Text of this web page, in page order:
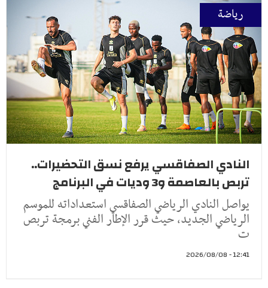
رياضة
النادي الصفاقسي يرفع نسق التحضيرات..
تربص بالعاصمة و3 وديات في البرنامج
يواصل النادي الرياضي الصفاقسي استعداداته للموسم
الرياضي الجديد، حيث قرر الإطار الفني برمجة تربص
ت
12:41 - 2026/08/08